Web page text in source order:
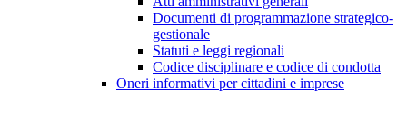
Documenti di programmazione strategico-
gestionale
Statuti e leggi regionali
Codice disciplinare e codice di condotta
Oneri informativi per cittadini e imprese